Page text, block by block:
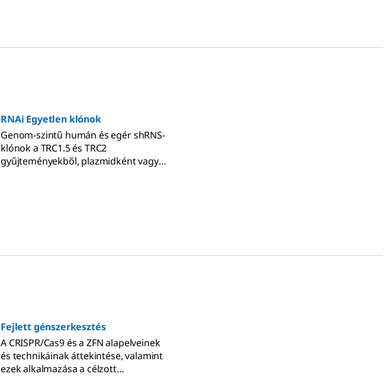
RNAi Egyetlen klónok
Genom-szintű humán és egér shRNS-
klónok a TRC1.5 és TRC2
gyűjteményekből, plazmidként vagy
Fejlett génszerkesztés
A CRISPR/Cas9 és a ZFN alapelveinek
és technikáinak áttekintése, valamint
ezek alkalmazása a célzott